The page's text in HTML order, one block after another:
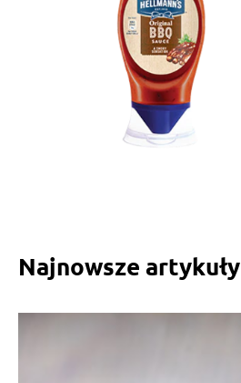
Najnowsze artykuły